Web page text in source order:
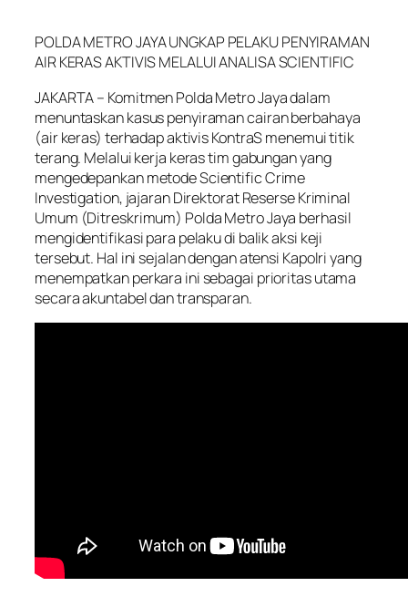
POLDA METRO JAYA UNGKAP PELAKU PENYIRAMAN
AIR KERAS AKTIVIS MELALUI ANALISA SCIENTIFIC
JAKARTA – Komitmen Polda Metro Jaya dalam
menuntaskan kasus penyiraman cairan berbahaya
(air keras) terhadap aktivis KontraS menemui titik
terang. Melalui kerja keras tim gabungan yang
mengedepankan metode Scientific Crime
Investigation, jajaran Direktorat Reserse Kriminal
Umum (Ditreskrimum) Polda Metro Jaya berhasil
mengidentifikasi para pelaku di balik aksi keji
tersebut. Hal ini sejalan dengan atensi Kapolri yang
menempatkan perkara ini sebagai prioritas utama
secara akuntabel dan transparan.